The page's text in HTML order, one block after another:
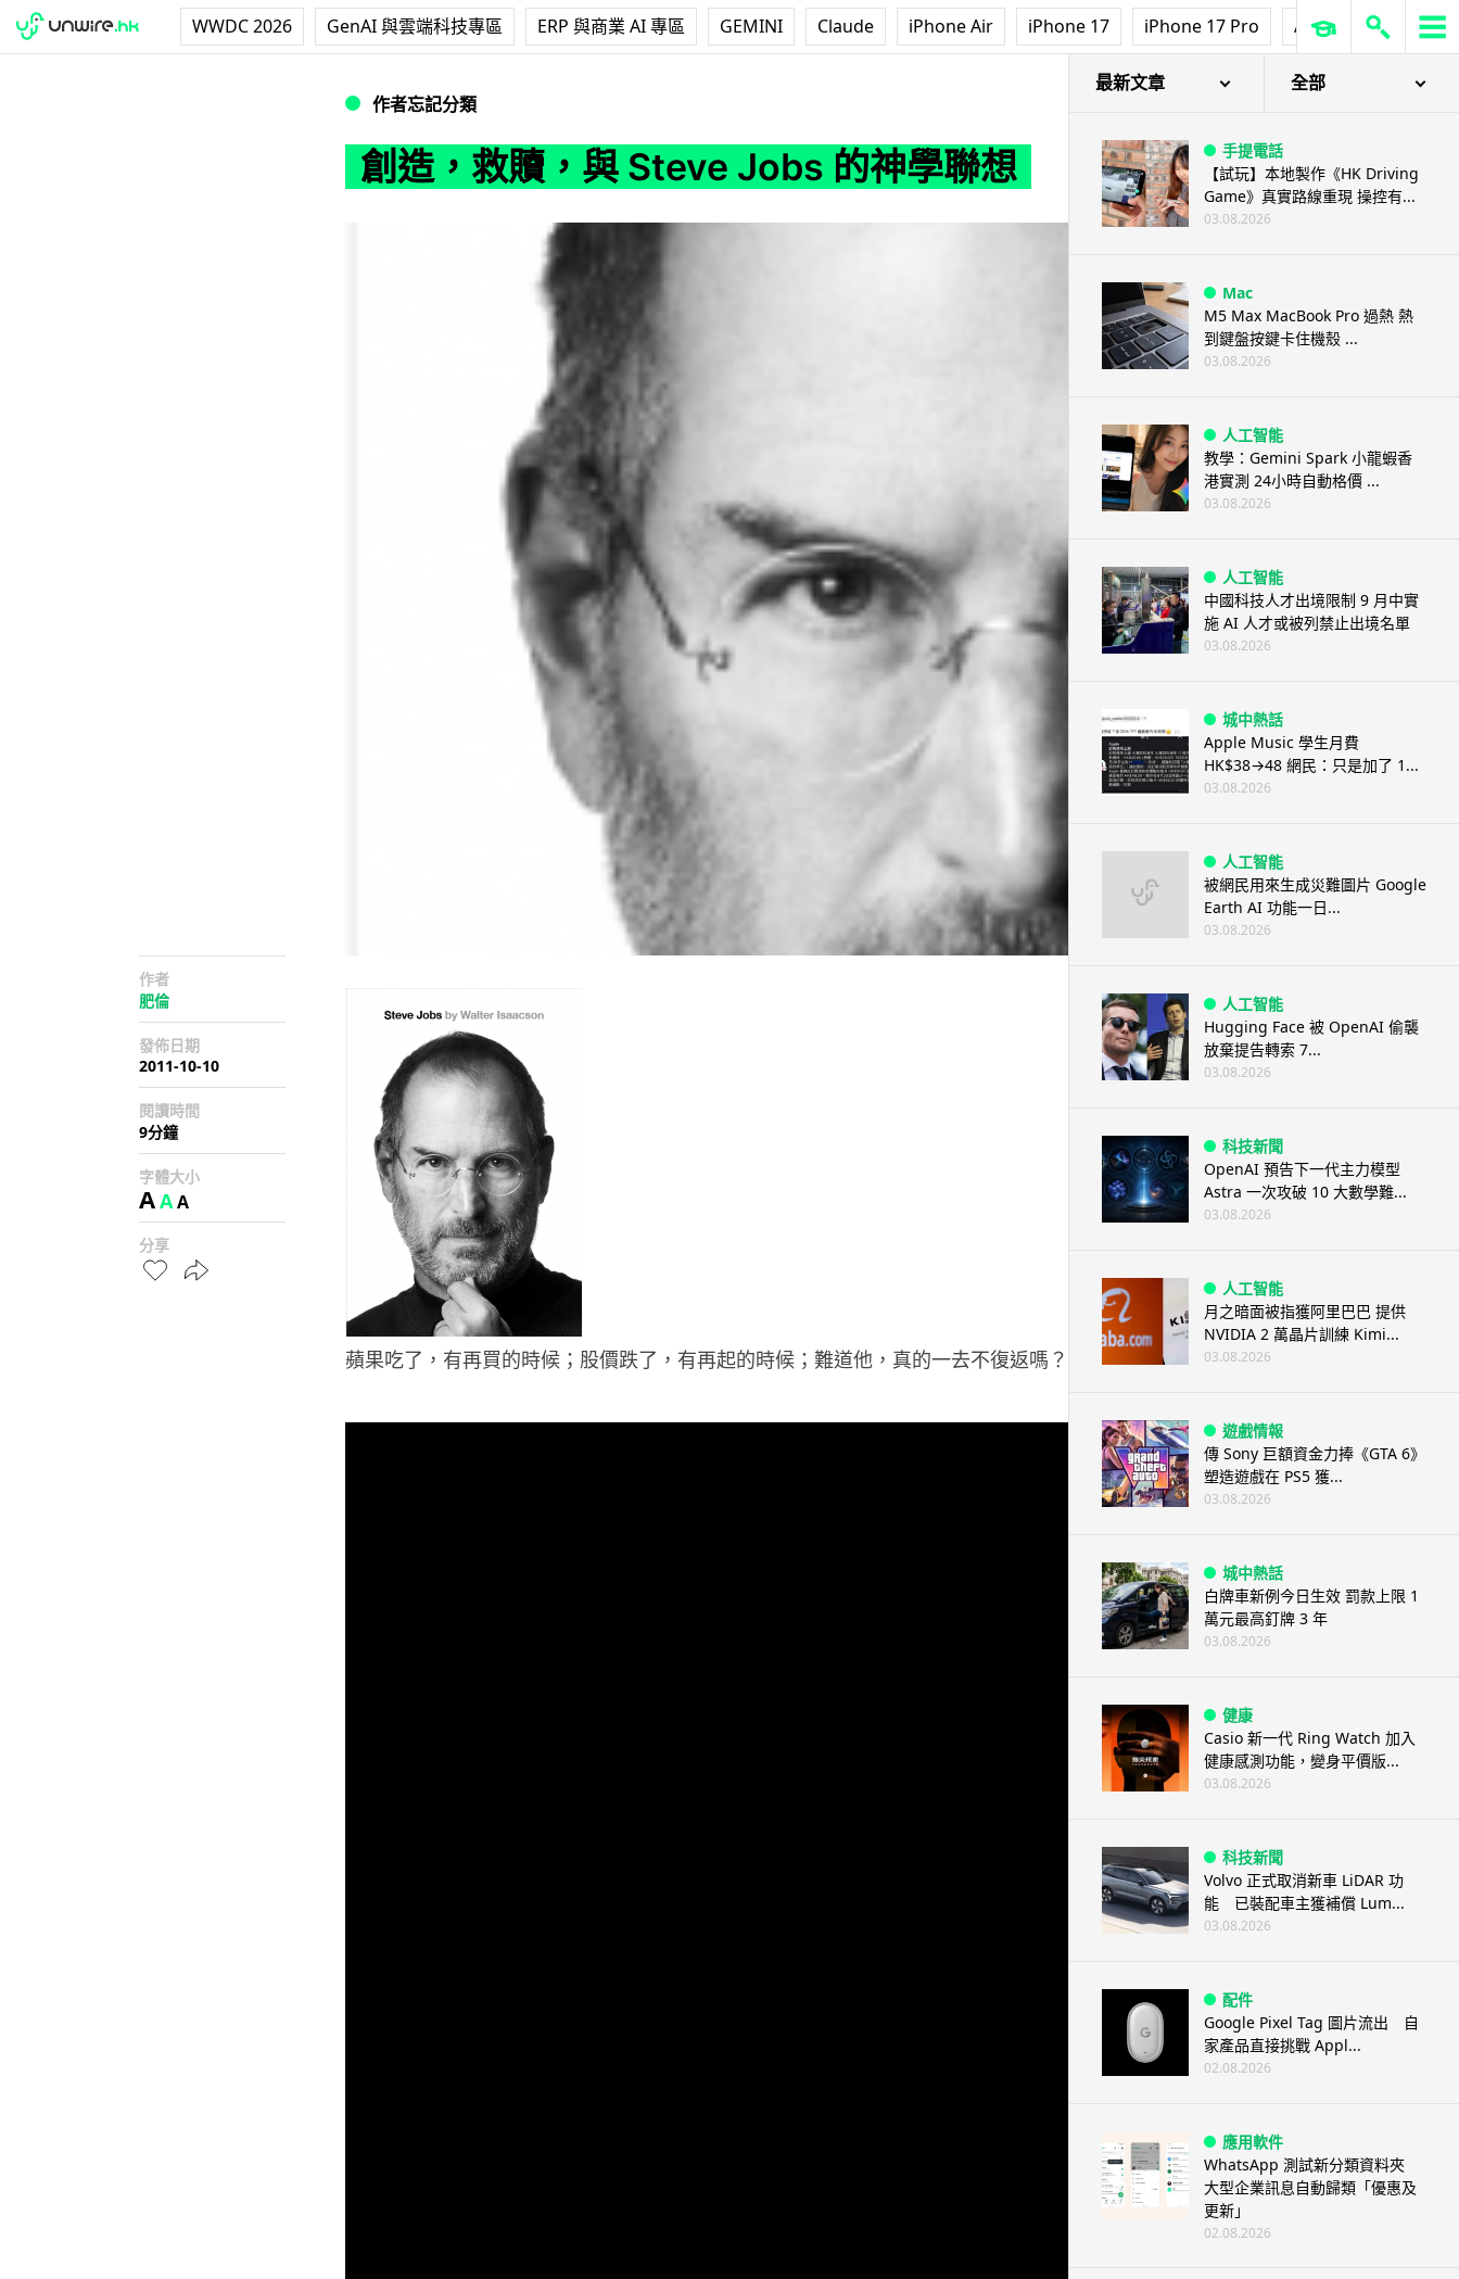
WWDC 2026 GenAI 與雲端科技專區 ERP 與商業 AI 專區 GEMINI Claude iPhone Air iPhone 17 iPhone 17 Pro AirPods Pro 3
作者忘記分類
創造，救贖，與 Steve Jobs 的神學聯想
作者
肥倫
發佈日期
2011-10-10
閱讀時間
9分鐘
字體大小
AAA
分享
蘋果吃了，有再買的時候；股價跌了，有再起的時候；難道他，真的一去不復返嗎？ 請看以下文章:
最新文章 全部
手提電話
【試玩】本地製作《HK Driving
Game》真實路線重現 操控有...
03.08.2026
Mac
M5 Max MacBook Pro 過熱 熱
到鍵盤按鍵卡住機殼 ...
03.08.2026
人工智能
教學：Gemini Spark 小龍蝦香
港實測 24小時自動格價 ...
03.08.2026
人工智能
中國科技人才出境限制 9 月中實
施 AI 人才或被列禁止出境名單
03.08.2026
城中熱話
Apple Music 學生月費
HK$38→48 網民：只是加了 1...
03.08.2026
人工智能
被網民用來生成災難圖片 Google
Earth AI 功能一日...
03.08.2026
人工智能
Hugging Face 被 OpenAI 偷襲
放棄提告轉索 7...
03.08.2026
科技新聞
OpenAI 預告下一代主力模型
Astra 一次攻破 10 大數學難...
03.08.2026
人工智能
月之暗面被指獲阿里巴巴 提供
NVIDIA 2 萬晶片訓練 Kimi...
03.08.2026
遊戲情報
傳 Sony 巨額資金力捧《GTA 6》
塑造遊戲在 PS5 獲...
03.08.2026
城中熱話
白牌車新例今日生效 罰款上限 1
萬元最高釘牌 3 年
03.08.2026
健康
Casio 新一代 Ring Watch 加入
健康感測功能，變身平價版...
03.08.2026
科技新聞
Volvo 正式取消新車 LiDAR 功
能 已裝配車主獲補償 Lum...
03.08.2026
配件
Google Pixel Tag 圖片流出 自
家產品直接挑戰 Appl...
02.08.2026
應用軟件
WhatsApp 測試新分類資料夾
大型企業訊息自動歸類「優惠及
更新」
02.08.2026